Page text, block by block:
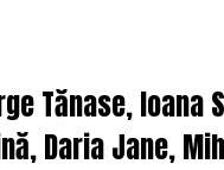
Tănase, Ioana
Daria Jane,